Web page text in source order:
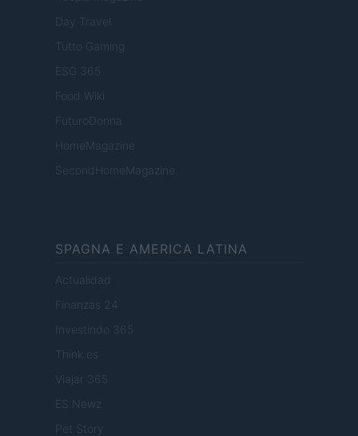
Day Travel
Tutto Gaming
ESG 365
Food Wiki
FuturoDonna
HomeMagazine
SecondHomeMagazine
SPAGNA E AMERICA LATINA
Actualidad
Finanzas 24
Investindo 365
Think.es
Viajar 365
ES Newz
Pet Story